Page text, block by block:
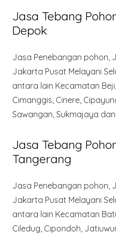
Jasa Tebang
Depok
Jasa Penebangan pohon,
Jakarta Pusat Melayani
antara lain Kecamatan
Cimanggis, Cinere,
Sawangan, Sukmajaya dan
Jasa Tebang
Tangerang
Jasa Penebangan pohon,
Jakarta Pusat Melayani
antara lain Kecamatan
Ciledug, Cipondoh,